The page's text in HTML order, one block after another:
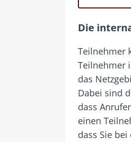
Die
Teilnehmer
Teilnehmer
das
Dabei sind
dass
einen
dass Sie